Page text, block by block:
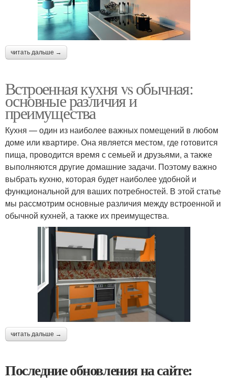
читать дальше →
Встроенная кухня vs обычная:
основные различия и
преимущества
Кухня — один из наиболее важных помещений в любом
доме или квартире. Она является местом, где готовится
пища, проводится время с семьей и друзьями, а также
выполняются другие домашние задачи. Поэтому важно
выбрать кухню, которая будет наиболее удобной и
функциональной для ваших потребностей. В этой статье
мы рассмотрим основные различия между встроенной и
обычной кухней, а также их преимущества.
читать дальше →
Последние обновления на сайте: